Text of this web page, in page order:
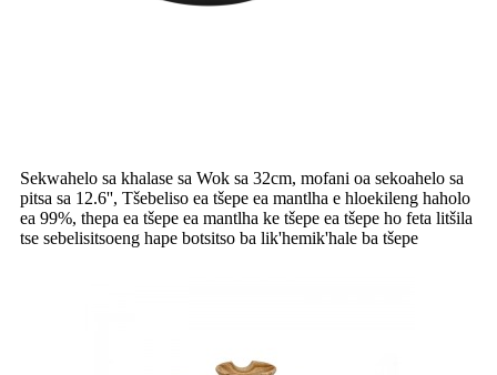
Sekwahelo sa khalase sa Wok sa 32cm, mofani oa sekoahelo sa
pitsa sa 12.6'', Tšebeliso ea tšepe ea mantlha e hloekileng haholo
ea 99%, thepa ea tšepe ea mantlha ke tšepe ea tšepe ho feta litšila
tse sebelisitsoeng hape botsitso ba lik'hemik'hale ba tšepe